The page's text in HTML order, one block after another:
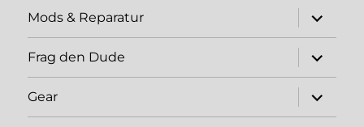
Mods & Reparatur
expand
child
menu
Frag den Dude
expand
child
menu
Gear
expand
child
menu